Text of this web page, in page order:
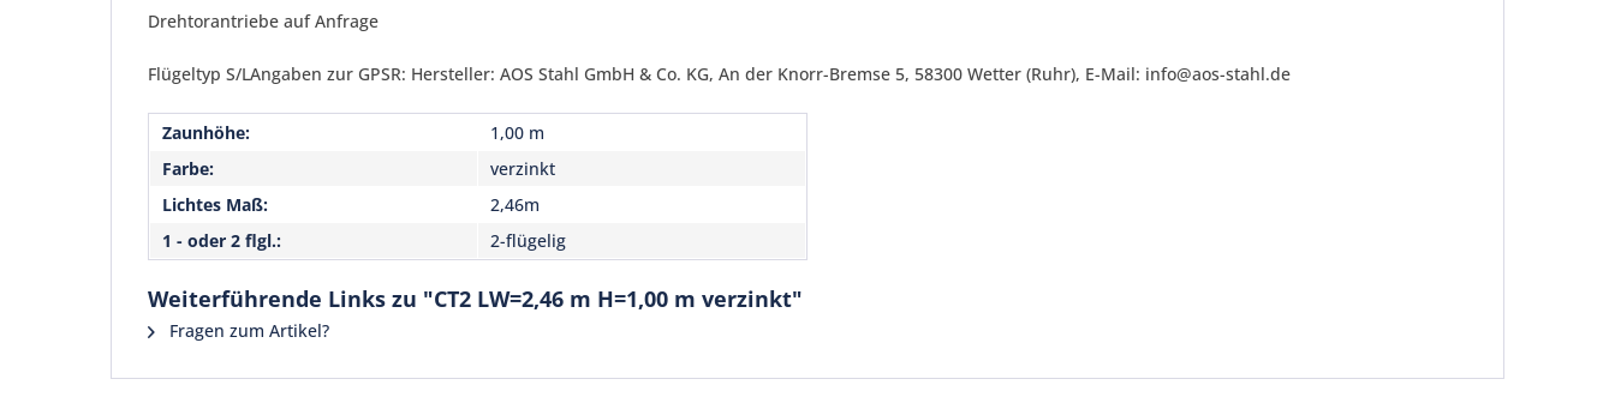
Drehtorantriebe auf Anfrage
Flügeltyp S/LAngaben zur GPSR: Hersteller: AOS Stahl GmbH & Co. KG, An der Knorr-Bremse 5, 58300 Wetter (Ruhr), E-Mail: info@aos-stahl.de
Zaunhöhe:
1,00 m
Farbe:
verzinkt
Lichtes Maß:
2,46m
1 - oder 2 flgl.:
2-flügelig
Weiterführende Links zu "CT2 LW=2,46 m H=1,00 m verzinkt"
Fragen zum Artikel?